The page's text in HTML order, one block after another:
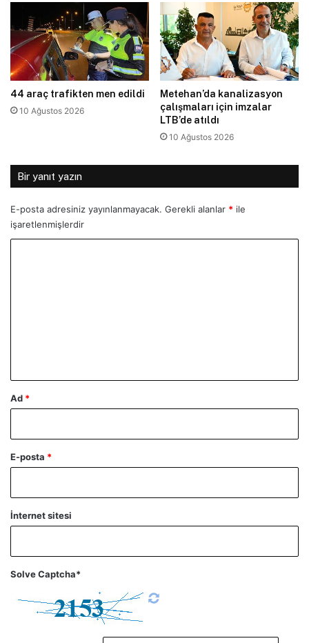
44 araç trafikten men edildi
10 Ağustos 2026
Metehan’da kanalizasyon
çalışmaları için imzalar
LTB’de atıldı
10 Ağustos 2026
Bir yanıt yazın
E-posta adresiniz yayınlanmayacak. Gerekli alanlar * ile
işaretlenmişlerdir
Ad *
E-posta *
İnternet sitesi
Solve Captcha*